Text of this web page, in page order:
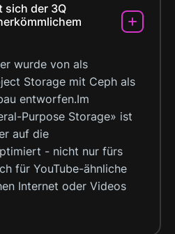
sich der 3Q
wurde von als
Storage mit Ceph als
entworfen.Im
Purpose Storage» ist
auf die
- nicht nur fürs
für YouTube-ähnliche
Internet oder Videos